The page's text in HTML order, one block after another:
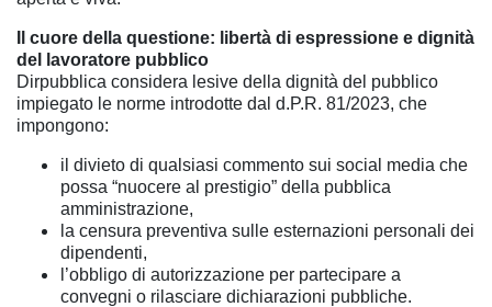
Il cuore della questione: libertà di espressione e dignità
del lavoratore pubblico
Dirpubblica considera lesive della dignità del pubblico
impiegato le norme introdotte dal d.P.R. 81/2023, che
impongono:
il divieto di qualsiasi commento sui social media che
possa “nuocere al prestigio” della pubblica
amministrazione,
la censura preventiva sulle esternazioni personali dei
dipendenti,
l’obbligo di autorizzazione per partecipare a
convegni o rilasciare dichiarazioni pubbliche.